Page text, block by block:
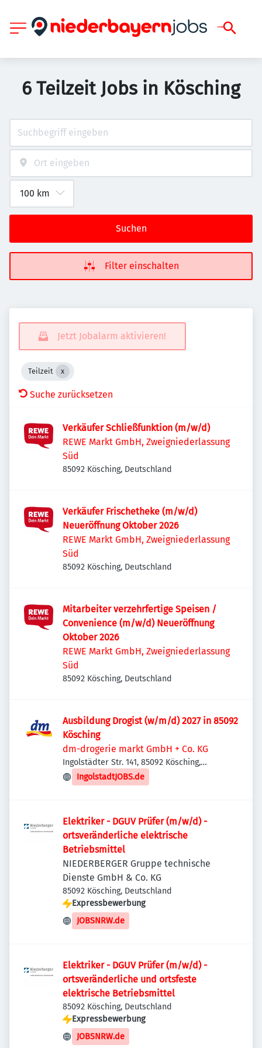
6 Teilzeit Jobs in Kösching
Suchen
Filter einschalten
Jetzt Jobalarm aktivieren!
Teilzeit
Suche zurücksetzen
Verkäufer Schließfunktion (m/w/d)
REWE Markt GmbH, Zweigniederlassung
Süd
85092 Kösching, Deutschland
Verkäufer Frischetheke (m/w/d)
Neueröffnung Oktober 2026
REWE Markt GmbH, Zweigniederlassung
Süd
85092 Kösching, Deutschland
Mitarbeiter verzehrfertige Speisen /
Convenience (m/w/d) Neueröffnung
Oktober 2026
REWE Markt GmbH, Zweigniederlassung
Süd
85092 Kösching, Deutschland
Ausbildung Drogist (w/m/d) 2027 in 85092
Kösching
dm-drogerie markt GmbH + Co. KG
Ingolstädter Str. 141, 85092 Kösching,
Deutschland
IngolstadtJOBS.de
Elektriker - DGUV Prüfer (m/w/d) -
ortsveränderliche elektrische
Betriebsmittel
NIEDERBERGER Gruppe technische
Dienste GmbH & Co. KG
85092 Kösching, Deutschland
Expressbewerbung
JOBSNRW.de
Elektriker - DGUV Prüfer (m/w/d) -
ortsveränderliche und ortsfeste
elektrische Betriebsmittel
85092 Kösching, Deutschland
Expressbewerbung
JOBSNRW.de